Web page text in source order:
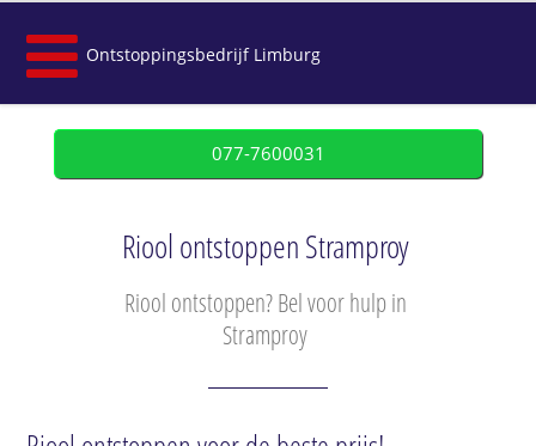
Ontstoppingsbedrijf Limburg
077-7600031
Riool ontstoppen Stramproy
Riool ontstoppen? Bel voor hulp in
Stramproy